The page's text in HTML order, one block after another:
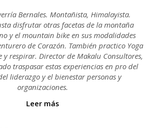
Bernales. Montañista, Himalayista.
disfrutar otras facetas de la montaña
y el mountain bike en sus modalidades
de Corazón. También practico Yoga
respirar. Director de Makalu Consultores,
traspasar estas experiencias en pro del
liderazgo y el bienestar personas y
organizaciones.
Leer más